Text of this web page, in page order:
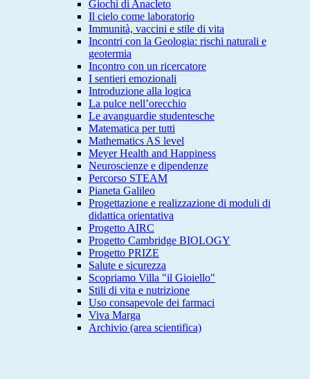
Giochi di Anacleto
Il cielo come laboratorio
Immunità, vaccini e stile di vita
Incontri con la Geologia: rischi naturali e
geotermia
Incontro con un ricercatore
I sentieri emozionali
Introduzione alla logica
La pulce nell’orecchio
Le avanguardie studentesche
Matematica per tutti
Mathematics AS level
Meyer Health and Happiness
Neuroscienze e dipendenze
Percorso STEAM
Pianeta Galileo
Progettazione e realizzazione di moduli di
didattica orientativa
Progetto AIRC
Progetto Cambridge BIOLOGY
Progetto PRIZE
Salute e sicurezza
Scopriamo Villa "il Gioiello"
Stili di vita e nutrizione
Uso consapevole dei farmaci
Viva Marga
Archivio (area scientifica)